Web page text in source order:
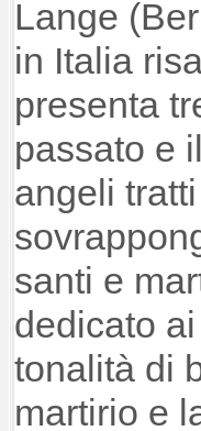
Lange
in Italia
presenta
passato e
angeli
santi e
dedicato
tonalità di
martirio e